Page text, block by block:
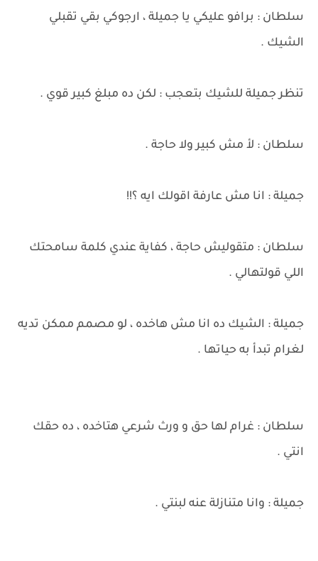
سلطان : برافو عليكي يا جميلة ، ارجوكي بقي تقبلي
الشيك .
تنظر جميلة للشيك بتعجب : لكن ده مبلغ كبير قوي .
سلطان : لأ مش كبير ولا حاجة .
جميلة : انا مش عارفة اقولك ايه ؟!!
سلطان : متقوليش حاجة ، كفاية عندي كلمة سامحتك
اللي قولتهالي .
جميلة : الشيك ده انا مش هاخده ، لو مصمم ممكن تديه
لغرام تبدأ به حياتها .
سلطان : غرام لها حق و ورث شرعي هتاخده ، ده حقك
انتي .
جميلة : وانا متنازلة عنه لبنتي .